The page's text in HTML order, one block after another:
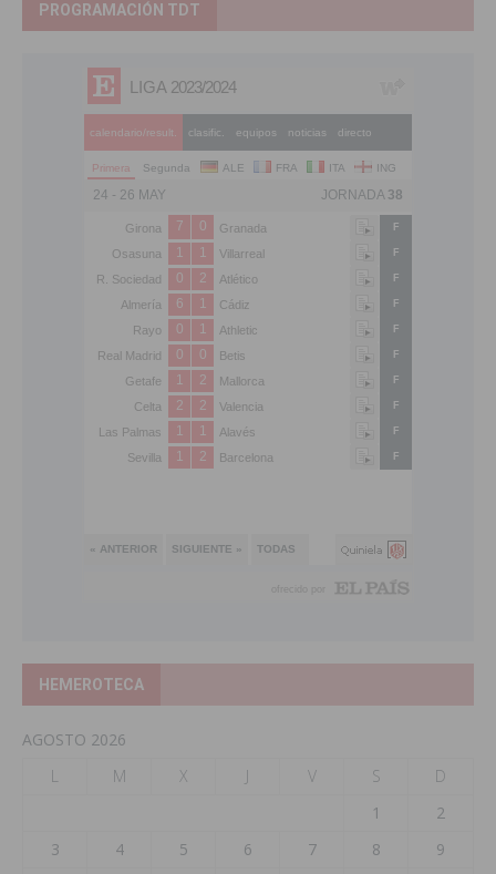
PROGRAMACIÓN TDT
HEMEROTECA
AGOSTO 2026
L
M X J V S
D
1
2
3
4 5 6 7 8
9